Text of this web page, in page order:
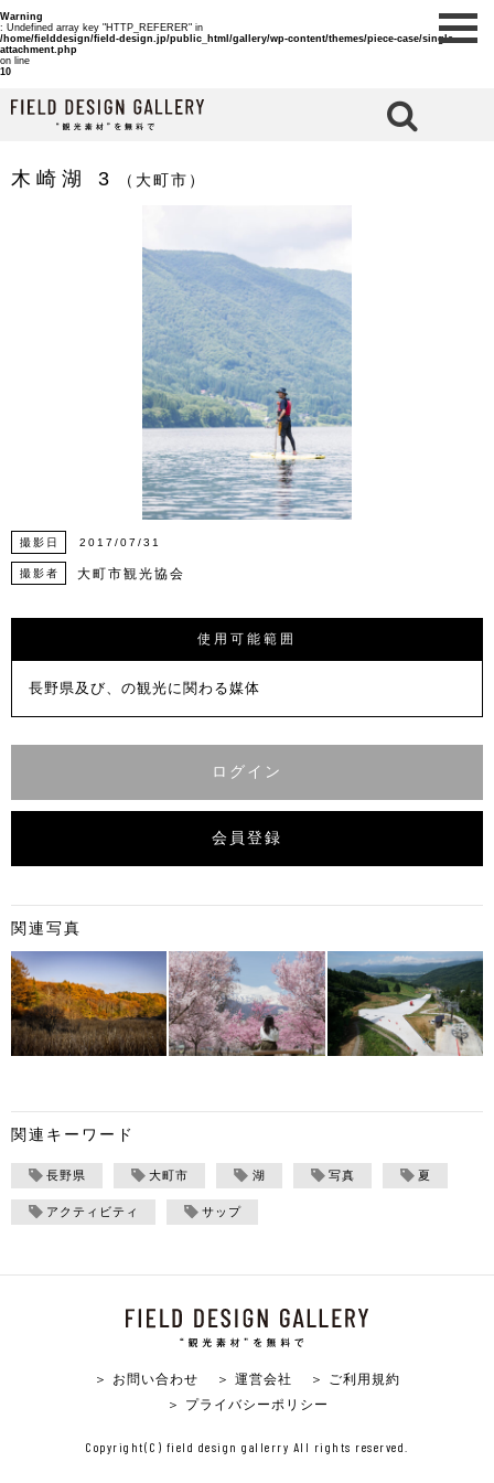
Warning
: Undefined array key "HTTP_REFERER" in
/home/fielddesign/field-design.jp/public_html/gallery/wp-content/themes/piece-case/single-
attachment.php
on line
10
木崎湖 3 （大町市）
撮影日 2017/07/31
撮影者 大町市観光協会
使用可能範囲
長野県及び、の観光に関わる媒体
ログイン
会員登録
関連写真
関連キーワード
長野県 大町市 湖 写真 夏
アクティビティ サップ
＞ お問い合わせ ＞ 運営会社
＞ ご利用規約
＞ プライバシーポリシー
Copyright(C) field design gallerry All rights reserved.